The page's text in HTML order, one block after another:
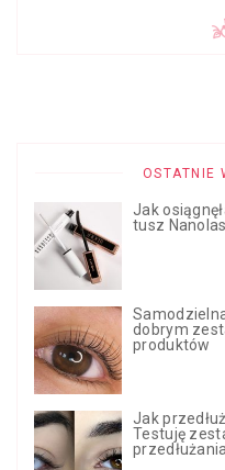
OSTATNIE
Jak
tusz
dobrym
produktów
Jak
Testuję